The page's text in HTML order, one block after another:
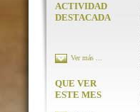
ACTIVIDAD
DESTACADA
Ver más ...
QUE VER
ESTE MES